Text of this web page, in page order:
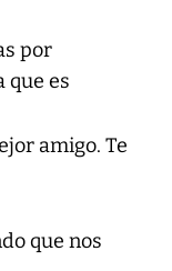
por
que es
amigo. Te
que nos